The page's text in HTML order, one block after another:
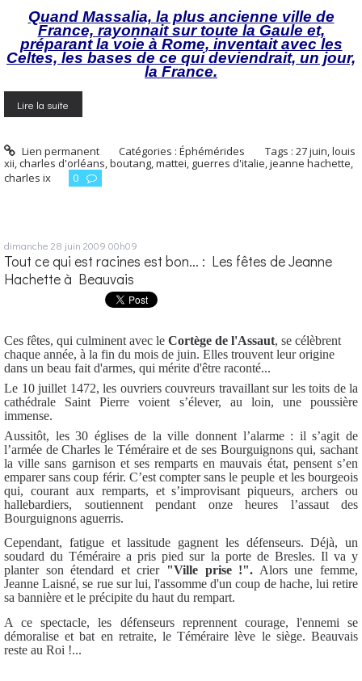
Quand Massalia, la plus ancienne ville de
France, rayonnait sur toute la Gaule et,
préparant la voie à Rome, inventait avec les
Celtes, les bases de ce qui deviendrait, un jour,
la France.
Lire la suite
Lien permanent Catégories :Éphémérides Tags :27 juin,louis
xii,charles d'orléans,boutang,mattei, guerres d'italie,jeanne hachette,
charles ix
0
dimanche 28 juin 2009 00h09
Tout ce qui est racines est bon... : Les fêtes de Jeanne
Hachette à Beauvais
Ces fêtes, qui culminent avec le Cortège de l'Assaut, se célèbrent
chaque année, à la fin du mois de juin. Elles trouvent leur origine
dans un beau fait d'armes, qui mérite d'être raconté...
Le 10 juillet 1472, les ouvriers couvreurs travaillant sur les toits de la
cathédrale Saint Pierre voient s’élever, au loin, une poussière
immense.
Aussitôt, les 30 églises de la ville donnent l’alarme : il s’agit de
l’armée de Charles le Téméraire et de ses Bourguignons qui, sachant
la ville sans garnison et ses remparts en mauvais état, pensent s’en
emparer sans coup férir. C’est compter sans le peuple et les bourgeois
qui, courant aux remparts, et s’improvisant piqueurs, archers ou
hallebardiers, soutiennent pendant onze heures l’assaut des
Bourguignons aguerris.
Cependant, fatigue et lassitude gagnent les défenseurs. Déjà, un
soudard du Téméraire a pris pied sur la porte de Bresles. Il va y
planter son étendard et crier "Ville prise !". Alors une femme,
Jeanne Laisné, se rue sur lui, l'assomme d'un coup de hache, lui retire
sa bannière et le précipite du haut du rempart.
A ce spectacle, les défenseurs reprennent courage, l'ennemi se
démoralise et bat en retraite, le Téméraire lève le siège. Beauvais
reste au Roi !...